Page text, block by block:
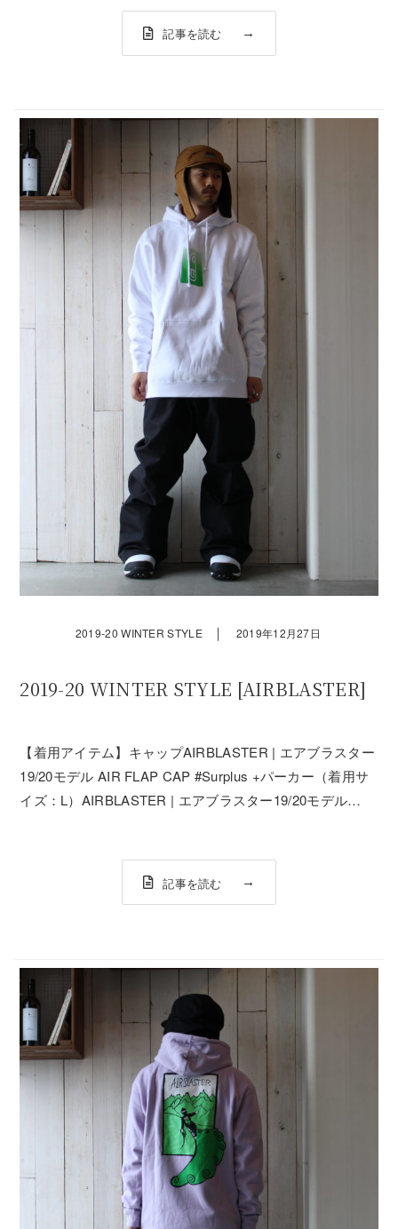
めて、【スノーボードは家を出てから家に帰...
記事を読む
2019-20 WINTER STYLE ｜ 2019年12月27日
2019-20 WINTER STYLE [AIRBLASTER]
【着用アイテム】キャップAIRBLASTER | エアブラスター
19/20モデル AIR FLAP CAP #Surplus +パーカー（着用サ
イズ：L）AIRBLASTER | エアブラスター19/20モデル
記事を読む